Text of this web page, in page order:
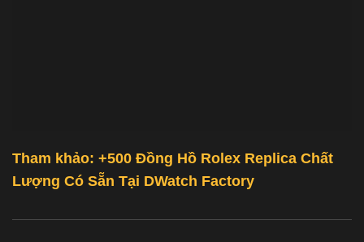
Tham khảo: +500 Đồng Hồ Rolex Replica Chất
Lượng Có Sẵn Tại DWatch Factory